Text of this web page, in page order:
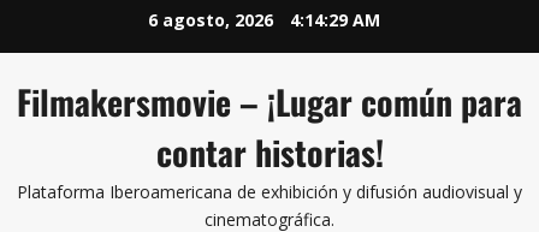
6 agosto, 2026 4:14:29 AM
Filmakersmovie – ¡Lugar común para
contar historias!
Plataforma Iberoamericana de exhibición y difusión audiovisual y
cinematográfica.